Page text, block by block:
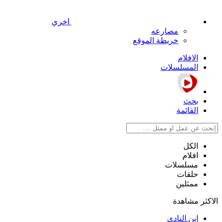
اخري
مصارعه
خريطة الموقع
الافلام
المسلسلات
بحث
القائمة
الكل
افلام
مسلسلات
حلقات
ممثلين
الاكثر مشاهدة
ابن النادي